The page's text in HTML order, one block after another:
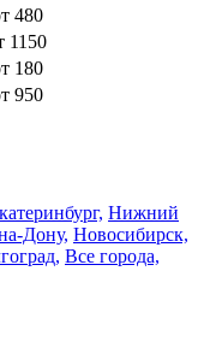
480
1150
180
950
Нижний
Дону, Новосибирск,
Все города,